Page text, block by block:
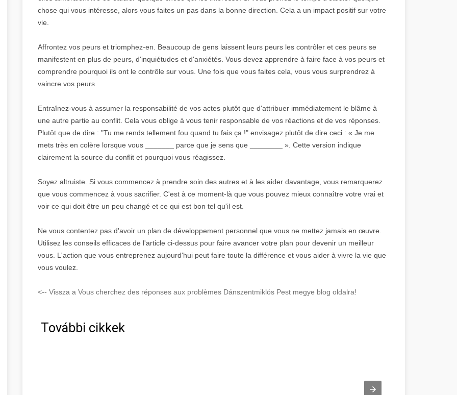
chose qui vous intéresse, alors vous faites un pas dans la bonne direction. Cela a un impact positif sur votre
vie.
Affrontez vos peurs et triomphez-en. Beaucoup de gens laissent leurs peurs les contrôler et ces peurs se
manifestent en plus de peurs, d'inquiétudes et d'anxiétés. Vous devez apprendre à faire face à vos peurs et
comprendre pourquoi ils ont le contrôle sur vous. Une fois que vous faites cela, vous vous surprendrez à
vaincre vos peurs.
Entraînez-vous à assumer la responsabilité de vos actes plutôt que d'attribuer immédiatement le blâme à
une autre partie au conflit. Cela vous oblige à vous tenir responsable de vos réactions et de vos réponses.
Plutôt que de dire : "Tu me rends tellement fou quand tu fais ça !" envisagez plutôt de dire ceci : « Je me
mets très en colère lorsque vous _______ parce que je sens que ________ ». Cette version indique
clairement la source du conflit et pourquoi vous réagissez.
Soyez altruiste. Si vous commencez à prendre soin des autres et à les aider davantage, vous remarquerez
que vous commencez à vous sacrifier. C'est à ce moment-là que vous pouvez mieux connaître votre vrai et
voir ce qui doit être un peu changé et ce qui est bon tel qu'il est.
Ne vous contentez pas d'avoir un plan de développement personnel que vous ne mettez jamais en œuvre.
Utilisez les conseils efficaces de l'article ci-dessus pour faire avancer votre plan pour devenir un meilleur
vous. L'action que vous entreprenez aujourd'hui peut faire toute la différence et vous aider à vivre la vie que
vous voulez.
<-- Vissza a Vous cherchez des réponses aux problèmes Dánszentmiklós Pest megye blog oldalra!
További cikkek